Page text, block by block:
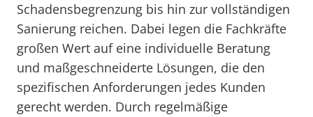
Schadensbegrenzung bis hin zur vollständigen
Sanierung reichen. Dabei legen die Fachkräfte
großen Wert auf eine individuelle Beratung
und maßgeschneiderte Lösungen, die den
spezifischen Anforderungen jedes Kunden
gerecht werden. Durch regelmäßige